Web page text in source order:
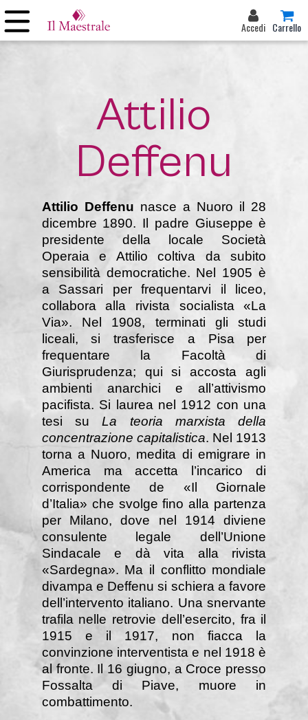
Accedi Carrello
Attilio
Deffenu
Attilio Deffenu nasce a Nuoro il 28
dicembre 1890. Il padre Giuseppe è
presidente della locale Società
Operaia e Attilio coltiva da subito
sensibilità democratiche. Nel 1905 è
a Sassari per frequentarvi il liceo,
collabora alla rivista socialista «La
Via». Nel 1908, terminati gli studi
liceali, si trasferisce a Pisa per
frequentare la Facoltà di
Giurisprudenza; qui si accosta agli
ambienti anarchici e all’attivismo
pacifista. Si laurea nel 1912 con una
tesi suLa teoria marxista della
concentrazione capitalistica. Nel 1913
torna a Nuoro, medita di emigrare in
America ma accetta l’incarico di
corrispondente de «Il Giornale
d’Italia» che svolge fino alla partenza
per Milano, dove nel 1914 diviene
consulente legale dell’Unione
Sindacale e dà vita alla rivista
«Sardegna». Ma il conflitto mondiale
divampa e Deffenu si schiera a favore
dell’intervento italiano. Una snervante
trafila nelle retrovie dell’esercito, fra il
1915 e il 1917, non fiacca la
convinzione interventista e nel 1918 è
al fronte. Il 16 giugno, a Croce presso
Fossalta di Piave, muore in
combattimento.